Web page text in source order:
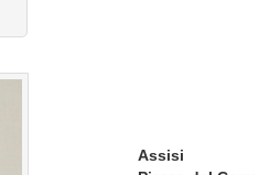
Assisi